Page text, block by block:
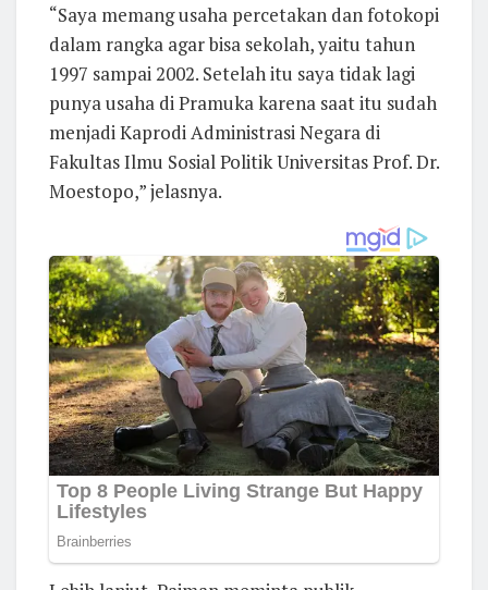
“Saya memang usaha percetakan dan fotokopi
dalam rangka agar bisa sekolah, yaitu tahun
1997 sampai 2002. Setelah itu saya tidak lagi
punya usaha di Pramuka karena saat itu sudah
menjadi Kaprodi Administrasi Negara di
Fakultas Ilmu Sosial Politik Universitas Prof. Dr.
Moestopo,” jelasnya.